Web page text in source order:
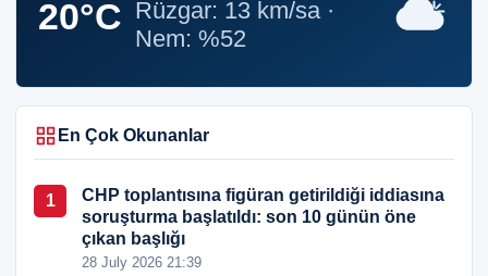
20°C Rüzgar: 13 km/sa ·
Nem: %52
En Çok Okunanlar
1
CHP toplantısına figüran getirildiği iddiasına
soruşturma başlatıldı: son 10 günün öne
çıkan başlığı
28 July 2026 21:39